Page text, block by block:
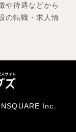
や待遇などから
の転職・求人情
Inc.